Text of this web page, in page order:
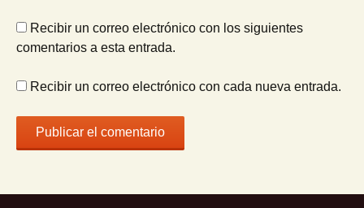
Recibir un correo electrónico con los siguientes
comentarios a esta entrada.
Recibir un correo electrónico con cada nueva entrada.